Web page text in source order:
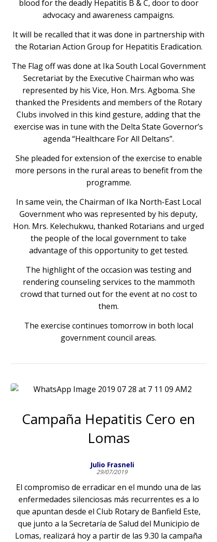
blood for the deadly Hepatitis B & C, door to door
advocacy and awareness campaigns.
It will be recalled that it was done in partnership with
the Rotarian Action Group for Hepatitis Eradication.
The Flag off was done at Ika South Local Government
Secretariat by the Executive Chairman who was
represented by his Vice, Hon. Mrs. Agboma. She
thanked the Presidents and members of the Rotary
Clubs involved in this kind gesture, adding that the
exercise was in tune with the Delta State Governor’s
agenda “Healthcare For All Deltans”.
She pleaded for extension of the exercise to enable
more persons in the rural areas to benefit from the
programme.
In same vein, the Chairman of Ika North-East Local
Government who was represented by his deputy,
Hon. Mrs. Kelechukwu, thanked Rotarians and urged
the people of the local government to take
advantage of this opportunity to get tested.
The highlight of the occasion was testing and
rendering counseling services to the mammoth
crowd that turned out for the event at no cost to
them.
The exercise continues tomorrow in both local
government council areas.
Campaña Hepatitis Cero en
Lomas
Julio Frasneli
29/07/2019
El compromiso de erradicar en el mundo una de las
enfermedades silenciosas más recurrentes es a lo
que apuntan desde el Club Rotary de Banfield Este,
que junto a la Secretaría de Salud del Municipio de
Lomas, realizará hoy a partir de las 9.30 la campaña